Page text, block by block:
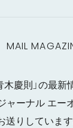
MAIL
木慶則」の最
ャーナル エー
送りしていま